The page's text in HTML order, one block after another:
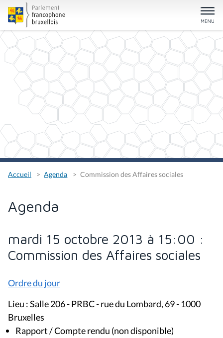
Accueil Agenda Commission des Affaires sociales
Agenda
mardi 15 octobre 2013 à 15:00 :
Commission des Affaires sociales
Ordre du jour
Lieu : Salle 206 - PRBC - rue du Lombard, 69 - 1000
Bruxelles
Rapport / Compte rendu (non disponible)